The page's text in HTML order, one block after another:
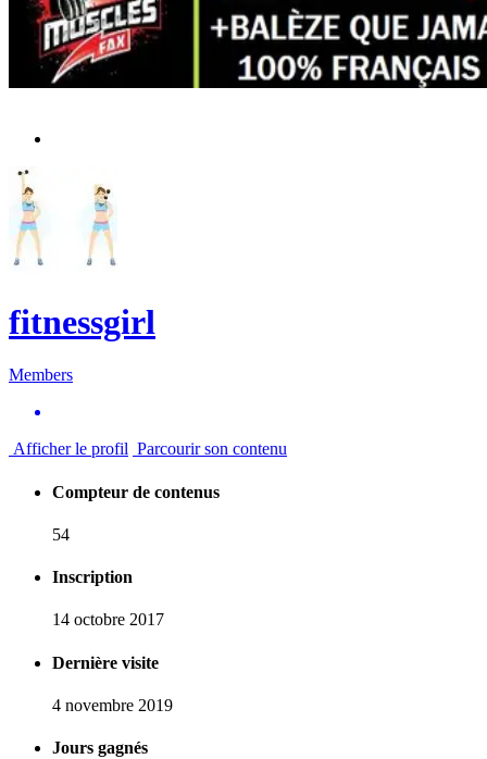
fitnessgirl
Members
Afficher le profil Parcourir son contenu
Compteur de contenus
54
Inscription
14 octobre 2017
Dernière visite
4 novembre 2019
Jours gagnés